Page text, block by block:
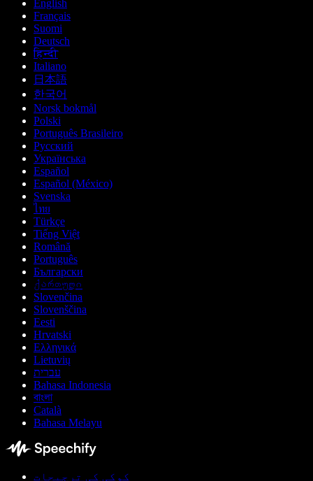
English
Français
Suomi
Deutsch
हिन्दी
Italiano
日本語
한국어
Norsk bokmål
Polski
Português Brasileiro
Русский
Українська
Español
Español (México)
Svenska
ไทย
Türkçe
Tiếng Việt
Română
Português
Български
ქართული
Slovenčina
Slovenščina
Eesti
Hrvatski
Ελληνικά
Lietuvių
עברית
Bahasa Indonesia
বাংলা
Català
Bahasa Melayu
کوکی کی ترجیحات